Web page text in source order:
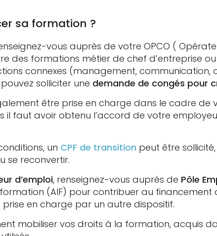
sa formation ?
vous auprès de votre OPCO (
des formations métier de chef d’entreprise
connexes (management, communication,
solliciter une demande de congés pour
être prise en charge dans le cadre de
il faut avoir obtenu l’accord de votre
un CPF de transition peut être
se reconvertir.
d’emploi, renseignez-vous auprès de Pôle
(AIF) pour contribuer au financement
en charge par un autre dispositif.
mobiliser vos droits à la formation, acquis